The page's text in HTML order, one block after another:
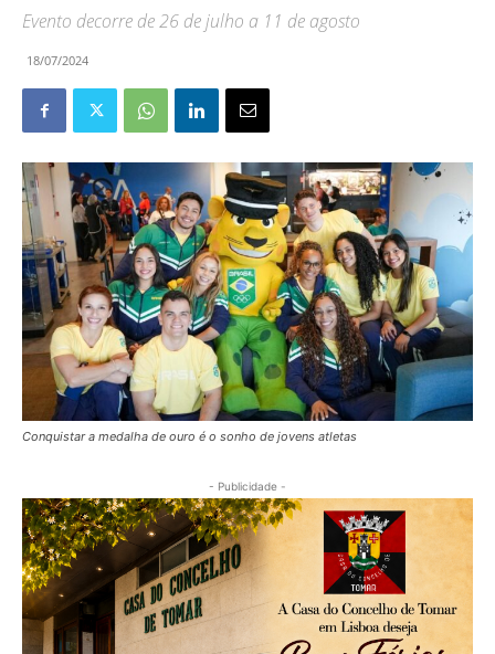
Evento decorre de 26 de julho a 11 de agosto
18/07/2024
Conquistar a medalha de ouro é o sonho de jovens atletas
- Publicidade -